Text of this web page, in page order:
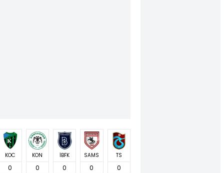
KOC
0
KON
0
İBFK
0
SAMS
0
TS
0